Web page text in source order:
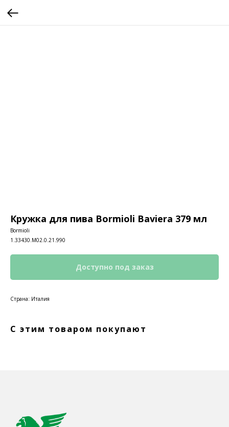
Кружка для пива Bormioli Baviera 379 мл
Bormioli
1.33430.M02.0.21.990
Страна: Италия
С этим товаром покупают